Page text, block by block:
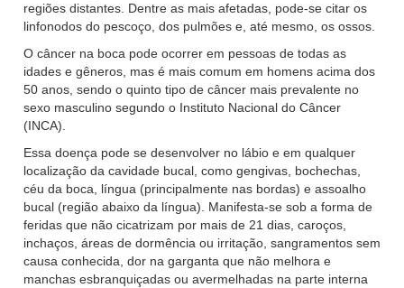
regiões distantes. Dentre as mais afetadas, pode-se citar os
linfonodos do pescoço, dos pulmões e, até mesmo, os ossos.
O câncer na boca pode ocorrer em pessoas de todas as
idades e gêneros, mas é mais comum em homens acima dos
50 anos, sendo o quinto tipo de câncer mais prevalente no
sexo masculino segundo o Instituto Nacional do Câncer
(INCA).
Essa doença pode se desenvolver no lábio e em qualquer
localização da cavidade bucal, como gengivas, bochechas,
céu da boca, língua (principalmente nas bordas) e assoalho
bucal (região abaixo da língua). Manifesta-se sob a forma de
feridas que não cicatrizam por mais de 21 dias, caroços,
inchaços, áreas de dormência ou irritação, sangramentos sem
causa conhecida, dor na garganta que não melhora e
manchas esbranquiçadas ou avermelhadas na parte interna